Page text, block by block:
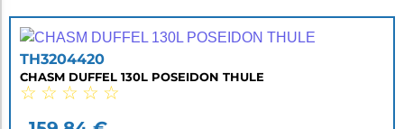
TH3204420
CHASM DUFFEL 130L POSEIDON THULE
☆ ☆ ☆ ☆ ☆